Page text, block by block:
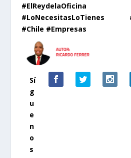
#ElReydelaOficina
#LoNecesitasLoTienes
#Chile #Empresas
Sí
g
u
e
n
o
s